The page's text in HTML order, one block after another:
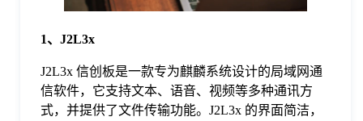
1、J2L3x
J2L3x 信创板是一款专为麒麟系统设计的局域网通
信软件，它支持文本、语音、视频等多种通讯方
式，并提供了文件传输功能。J2L3x 的界面简洁，